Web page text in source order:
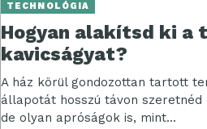
TECHNOLÓGIA
Hogyan alakítsd ki a
kavicságyat?
A ház körül gondozottan tartott
állapotát hosszú távon szeretnéd
de olyan apróságok is, mint...